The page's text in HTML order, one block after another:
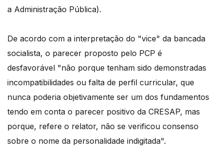
a Administração Pública).
De acordo com a interpretação do "vice" da bancada
socialista, o parecer proposto pelo PCP é
desfavorável "não porque tenham sido demonstradas
incompatibilidades ou falta de perfil curricular, que
nunca poderia objetivamente ser um dos fundamentos
tendo em conta o parecer positivo da CRESAP, mas
porque, refere o relator, não se verificou consenso
sobre o nome da personalidade indigitada".